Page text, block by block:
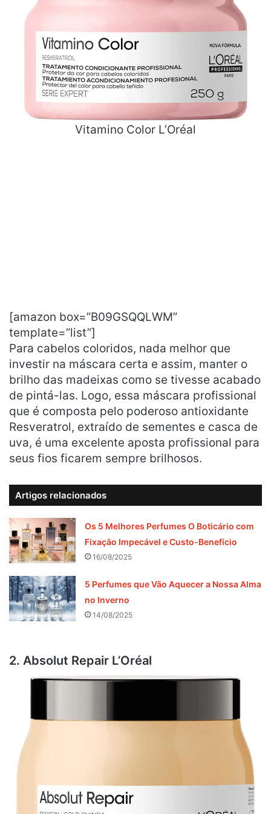
Vitamino Color L’Oréal
[amazon box=”B09GSQQLWM”
template=”list”]
Para cabelos coloridos, nada melhor que
investir na máscara certa e assim, manter o
brilho das madeixas como se tivesse acabado
de pintá-las. Logo, essa máscara profissional
que é composta pelo poderoso antioxidante
Resveratrol, extraído de sementes e casca de
uva, é uma excelente aposta profissional para
seus fios ficarem sempre brilhosos.
Artigos relacionados
Os 5 Melhores Perfumes O Boticário com
Fixação Impecável e Custo-Benefício
16/08/2025
5 Perfumes que Vão Aquecer a Nossa Alma
no Inverno
14/08/2025
2. Absolut Repair L’Oréal